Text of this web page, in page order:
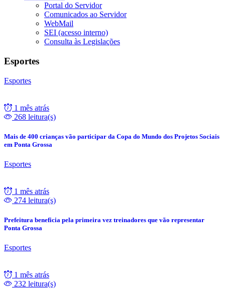
Portal do Servidor
Comunicados ao Servidor
WebMail
SEI (acesso interno)
Consulta às Legislações
Esportes
Esportes
1 mês atrás
268 leitura(s)
Mais de 400 crianças vão participar da Copa do Mundo dos Projetos Sociais
em Ponta Grossa
Esportes
1 mês atrás
274 leitura(s)
Prefeitura beneficia pela primeira vez treinadores que vão representar
Ponta Grossa
Esportes
1 mês atrás
232 leitura(s)